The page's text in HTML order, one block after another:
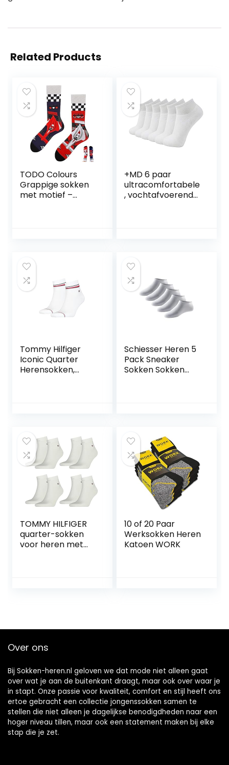
Related Products
TODO Colours
Grappige sokken
met motief –
+MD 6 paar
ultracomfortabele
, vochtafvoerende
Tommy Hilfiger
Iconic Quarter
Herensokken,
Schiesser Heren 5
Pack Sneaker
Sokken Sokken
TOMMY HILFIGER
quarter-sokken
voor heren met
10 of 20 Paar
Werksokken Heren
Katoen WORK
Over ons
Bij Sokken-heren.nl geloven we dat mode niet alleen gaat
over wat je aan de buitenkant draagt, maar ook over waar je
in stapt. Onze passie voor kwaliteit, comfort en stijl heeft ons
ertoe gebracht een collectie jongenssokken samen te
stellen die niet alleen je dagelijkse benodigdheden naar een
hoger niveau tillen, maar ook een statement maken bij elke
stap die je zet.